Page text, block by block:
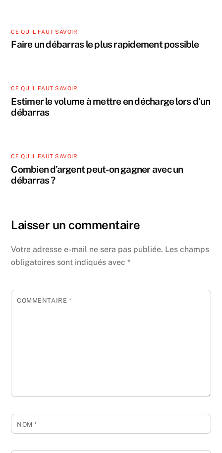
CE QU'IL FAUT SAVOIR
Faire un débarras le plus rapidement possible
CE QU'IL FAUT SAVOIR
Estimer le volume à mettre en décharge lors d’un
débarras
CE QU'IL FAUT SAVOIR
Combien d’argent peut-on gagner avec un
débarras ?
Laisser un commentaire
Votre adresse e-mail ne sera pas publiée. Les champs
obligatoires sont indiqués avec*
COMMENTAIRE *
NOM*